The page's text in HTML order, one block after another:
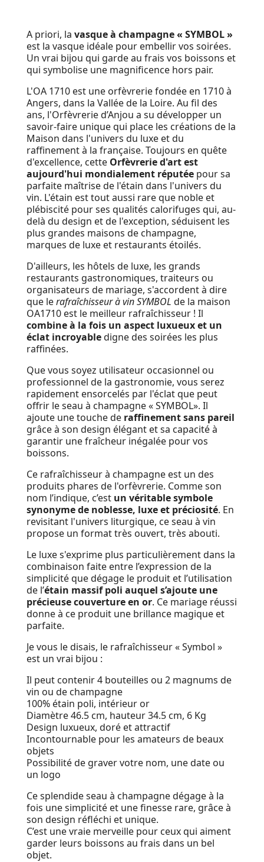
A priori, la vasque à champagne « SYMBOL »
est la vasque idéale pour embellir vos soirées.
Un vrai bijou qui garde au frais vos boissons et
qui symbolise une magnificence hors pair.
L'OA 1710 est une orfèvrerie fondée en 1710 à
Angers, dans la Vallée de la Loire. Au fil des
ans, l'Orfèvrerie d’Anjou a su développer un
savoir-faire unique qui place les créations de la
Maison dans l'univers du luxe et du
raffinement à la française. Toujours en quête
d'excellence, cette Orfèvrerie d'art est
aujourd'hui mondialement réputée pour sa
parfaite maîtrise de l'étain dans l'univers du
vin. L'étain est tout aussi rare que noble et
plébiscité pour ses qualités calorifuges qui, au-
delà du design et de l'exception, séduisent les
plus grandes maisons de champagne,
marques de luxe et restaurants étoilés.
D'ailleurs, les hôtels de luxe, les grands
restaurants gastronomiques, traiteurs ou
organisateurs de mariage, s'accordent à dire
que lerafraîchisseur à vin SYMBOL de la maison
OA1710 est le meilleur rafraîchisseur ! Il
combine à la fois un aspect luxueux et un
éclat incroyabledigne des soirées les plus
raffinées.
Que vous soyez utilisateur occasionnel ou
professionnel de la gastronomie, vous serez
rapidement ensorcelés par l'éclat que peut
offrir le seau à champagne « SYMBOL». Il
ajoute une touche de raffinement sans pareil
grâce à son design élégant et sa capacité à
garantir une fraîcheur inégalée pour vos
boissons.
Ce rafraîchisseur à champagne est un des
produits phares de l'orfèvrerie. Comme son
nom l’indique, c’est un véritable symbole
synonyme de noblesse, luxe et préciosité. En
revisitant l'univers liturgique, ce seau à vin
propose un format très ouvert, très abouti.
Le luxe s'exprime plus particulièrement dans la
combinaison faite entre l’expression de la
simplicité que dégage le produit et l’utilisation
de l’étain massif poli auquel s’ajoute une
précieuse couverture en or. Ce mariage réussi
donne à ce produit une brillance magique et
parfaite.
Je vous le disais, le rafraîchisseur « Symbol »
est un vrai bijou :
Il peut contenir 4 bouteilles ou 2 magnums de
vin ou de champagne
100% étain poli, intérieur or
Diamètre 46.5 cm, hauteur 34.5 cm, 6 Kg
Design luxueux, doré et attractif
Incontournable pour les amateurs de beaux
objets
Possibilité de graver votre nom, une date ou
un logo
Ce splendide seau à champagne dégage à la
fois une simplicité et une finesse rare, grâce à
son design réfléchi et unique.
C’est une vraie merveille pour ceux qui aiment
garder leurs boissons au frais dans un bel
objet.